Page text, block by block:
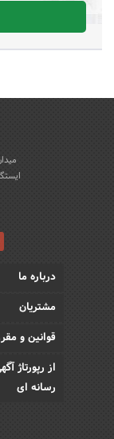
درباره ما
مشتریان
قوانین و
از رپورتاژ
رسانه ای